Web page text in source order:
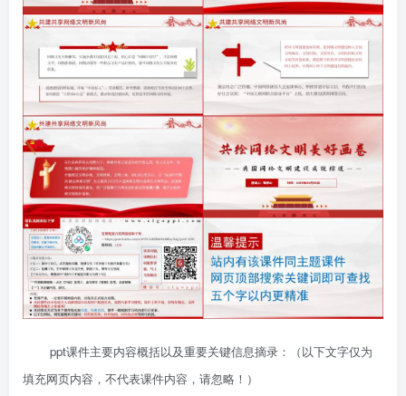
ppt课件主要内容概括以及重要关键信息摘录：（以下文字仅为
填充网页内容，不代表课件内容，请忽略！）